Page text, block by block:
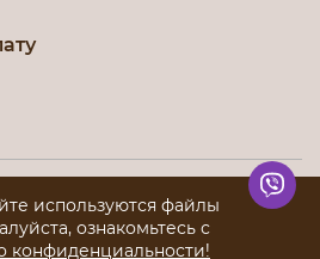
© 2012-2026. Все права
защищены
используются файлы
ознакомьтесь с
конфиденциальности!